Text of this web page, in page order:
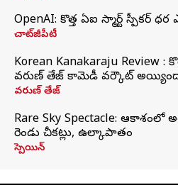
OpenAI: కొత్త ఏఐ స్మార్ట్ స్పీకర్
చాట్‌జీపీటీ
Korean Kanakaraju Review :
వరుణ్ తేజ్ కామెడీ వర్కౌట్
వరుణ్ తేజ్
Rare Sky Spectacle: ఆకాశంలో
రెండు చీకట్లు, ఉల్కాపాతం
స్పెయిన్